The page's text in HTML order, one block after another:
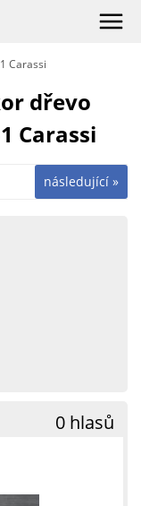
Carassi
dřevo
Carassi
následující »
0 hlasů